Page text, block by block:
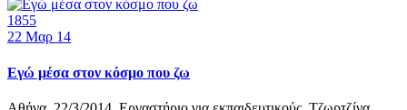
1855
22 Μαρ 14
Εγώ μέσα στον κόσμο που ζω